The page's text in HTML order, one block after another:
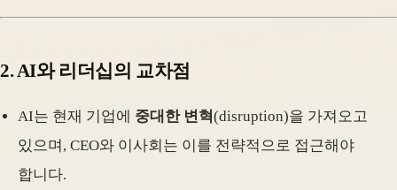
2.AI와 리더십의 교차점
AI는 현재 기업에 중대한 변혁 (disruption)을 가져오고
있으며, CEO와 이사회는 이를 전략적으로 접근해야
합니다.